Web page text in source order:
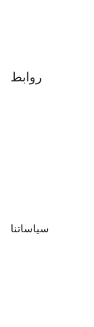
روابط
سياساتنا